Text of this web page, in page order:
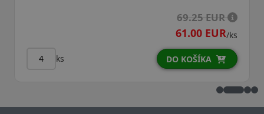
69.25 EUR
61.00 EUR/ks
ks DO KOŠÍKA